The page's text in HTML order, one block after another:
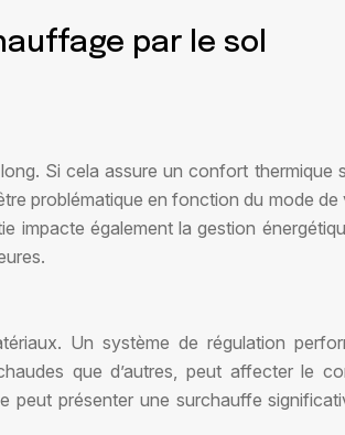
par le sol
Si cela assure un confort thermique
problématique en fonction du mode
impacte également la gestion
Un système de régulation
que d’autres, peut affecter le
peut présenter une surchauffe